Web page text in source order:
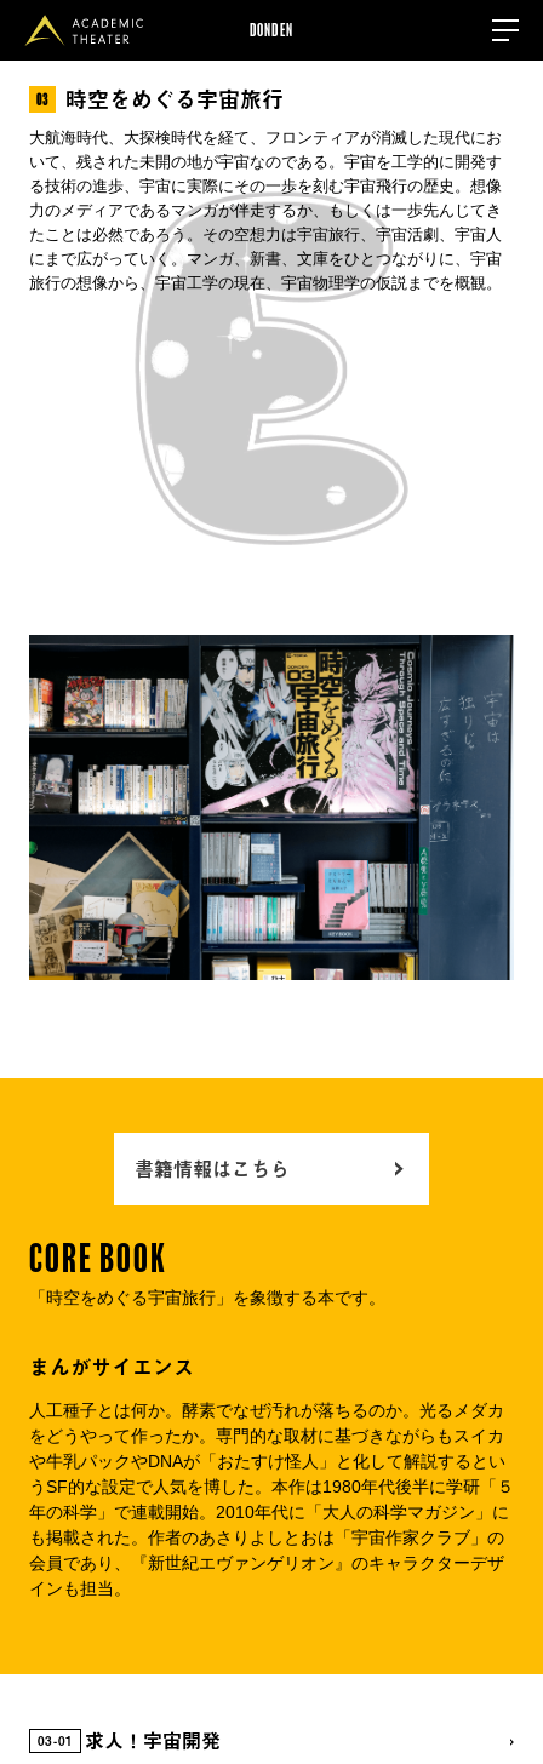
DONDEN
03 時空をめぐる宇宙旅行
大航海時代、大探検時代を経て、フロンティアが消滅した現代にお
いて、残された未開の地が宇宙なのである。宇宙を工学的に開発す
る技術の進歩、宇宙に実際にその一歩を刻む宇宙飛行の歴史。想像
力のメディアであるマンガが伴走するか、もしくは一歩先んじてき
たことは必然であろう。その空想力は宇宙旅行、宇宙活劇、宇宙人
にまで広がっていく。マンガ、新書、文庫をひとつながりに、宇宙
旅行の想像から、宇宙工学の現在、宇宙物理学の仮説までを概観。
書籍情報はこちら
CORE BOOK
「時空をめぐる宇宙旅行」を象徴する本です。
まんがサイエンス
人工種子とは何か。酵素でなぜ汚れが落ちるのか。光るメダカ
をどうやって作ったか。専門的な取材に基づきながらもスイカ
や牛乳パックやDNAが「おたすけ怪人」と化して解説するとい
うSF的な設定で人気を博した。本作は1980年代後半に学研「５
年の科学」で連載開始。2010年代に「大人の科学マガジン」に
も掲載された。作者のあさりよしとおは「宇宙作家クラブ」の
会員であり、『新世紀エヴァンゲリオン』のキャラクターデザ
インも担当。
03 01 求人！宇宙開発